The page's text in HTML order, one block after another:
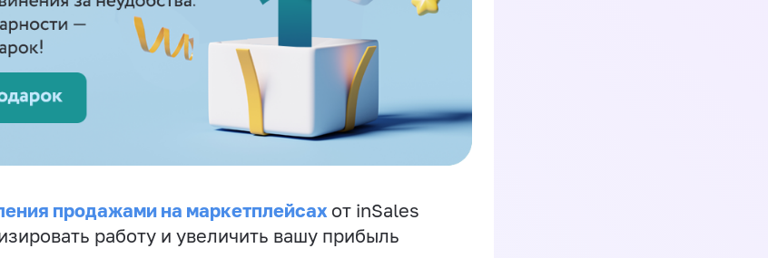
продажами на маркетплейсах от inSales
работу и увеличить вашу прибыль